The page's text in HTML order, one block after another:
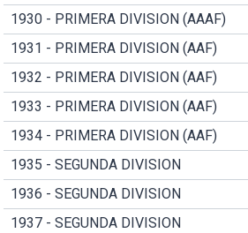
1930 - PRIMERA DIVISION (AAAF)
1931 - PRIMERA DIVISION (AAF)
1932 - PRIMERA DIVISION (AAF)
1933 - PRIMERA DIVISION (AAF)
1934 - PRIMERA DIVISION (AAF)
1935 - SEGUNDA DIVISION
1936 - SEGUNDA DIVISION
1937 - SEGUNDA DIVISION